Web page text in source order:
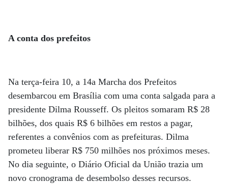
A conta dos prefeitos
Na terça-feira 10, a 14a Marcha dos Prefeitos
desembarcou em Brasília com uma conta salgada para a
presidente Dilma Rousseff. Os pleitos somaram R$ 28
bilhões, dos quais R$ 6 bilhões em restos a pagar,
referentes a convênios com as prefeituras. Dilma
prometeu liberar R$ 750 milhões nos próximos meses.
No dia seguinte, o Diário Oficial da União trazia um
novo cronograma de desembolso desses recursos.